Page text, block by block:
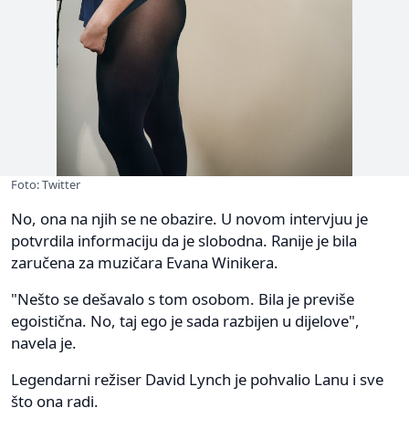
Foto: Twitter
No, ona na njih se ne obazire. U novom intervjuu je
potvrdila informaciju da je slobodna. Ranije je bila
zaručena za muzičara Evana Winikera.
"Nešto se dešavalo s tom osobom. Bila je previše
egoistična. No, taj ego je sada razbijen u dijelove",
navela je.
Legendarni režiser David Lynch je pohvalio Lanu i sve
što ona radi.